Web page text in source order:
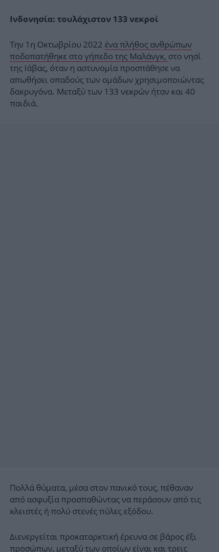
Ινδονησία: τουλάχιστον 133 νεκροί
Την 1η Οκτωβρίου 2022 ένα πλήθος ανθρώπων
ποδοπατήθηκε στο γήπεδο της Μαλάνγκ, στο νησί
της Ιάβας, όταν η αστυνομία προσπάθησε να
απωθήσει οπαδούς των ομάδων χρησιμοποιώντας
δακρυγόνα. Μεταξύ των 133 νεκρών ήταν και 40
παιδιά.
Πολλά θύματα, μέσα στον πανικό τους, πέθαναν
από ασφυξία προσπαθώντας να περάσουν από τις
κλειστές ή πολύ στενές πύλες εξόδου.
Διενεργείται προκαταρκτική έρευνα σε βάρος έξι
προσώπων, μεταξύ των οποίων είναι και τρεις